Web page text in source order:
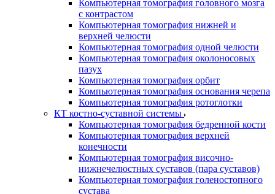
Компьютерная томография головного мозга
с контрастом
Компьютерная томография нижней и
верхней челюсти
Компьютерная томография одной челюсти
Компьютерная томография околоносовых
пазух
Компьютерная томография орбит
Компьютерная томография основания черепа
Компьютерная томография ротоглотки
КТ костно-суставной системы
Компьютерная томография бедренной кости
Компьютерная томография верхней
конечности
Компьютерная томография височно-
нижнечелюстных суставов (пара суставов)
Компьютерная томография голеностопного
сустава